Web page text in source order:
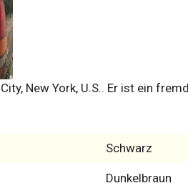
New York, U.S.. Er ist ein
Schwarz
Dunkelbraun